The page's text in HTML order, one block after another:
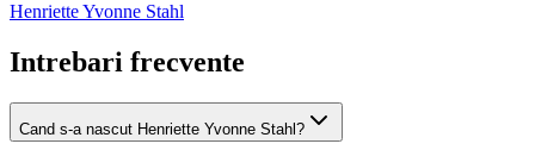
Henriette Yvonne Stahl
Intrebari frecvente
Cand s-a nascut Henriette Yvonne Stahl?